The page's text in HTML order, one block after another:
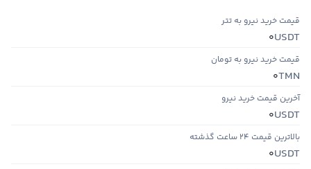
قیمت خرید نیرو به تتر
USDT
0
قیمت خرید نیرو به تومان
TMN
0
آخرین قیمت خرید نیرو
USDT
0
بالاترین قیمت ۲۴ ساعت گذشته
USDT
0